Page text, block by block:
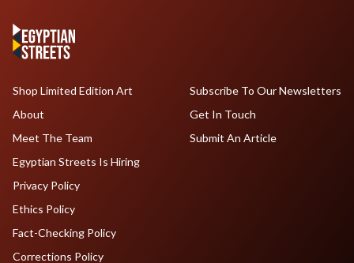
Shop Limited Edition Art
About
Meet The Team
Egyptian Streets Is Hiring
Subscribe To Our Newsletters
Get In Touch
Submit An Article
Privacy Policy
Ethics Policy
Fact-Checking Policy
Corrections Policy